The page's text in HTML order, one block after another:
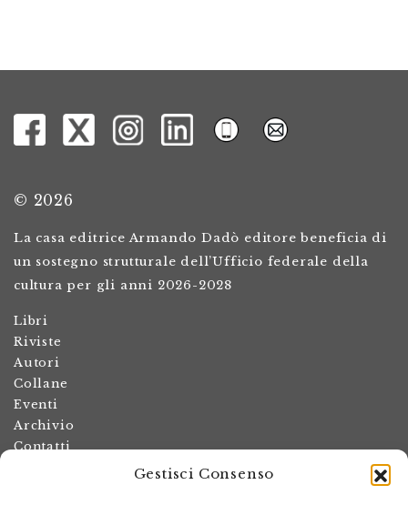
Gestisci Consenso
© 2026
La casa editrice Armando Dadò editore beneficia di
un sostegno strutturale dell’Ufficio federale della
cultura per gli anni 2026-2028
Libri
Riviste
Autori
Collane
Eventi
Archivio
Contatti
Termini e condizioni